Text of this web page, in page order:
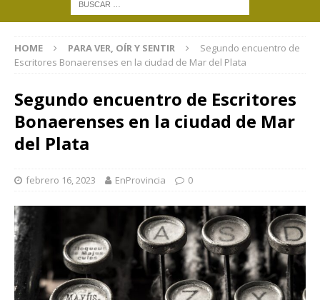
HOME PARA VER, OÍR Y SENTIR
Segundo encuentro de
Escritores Bonaerenses en la ciudad de Mar del Plata
Segundo encuentro de Escritores
Bonaerenses en la ciudad de Mar
del Plata
febrero 16, 2023 EnProvincia 0